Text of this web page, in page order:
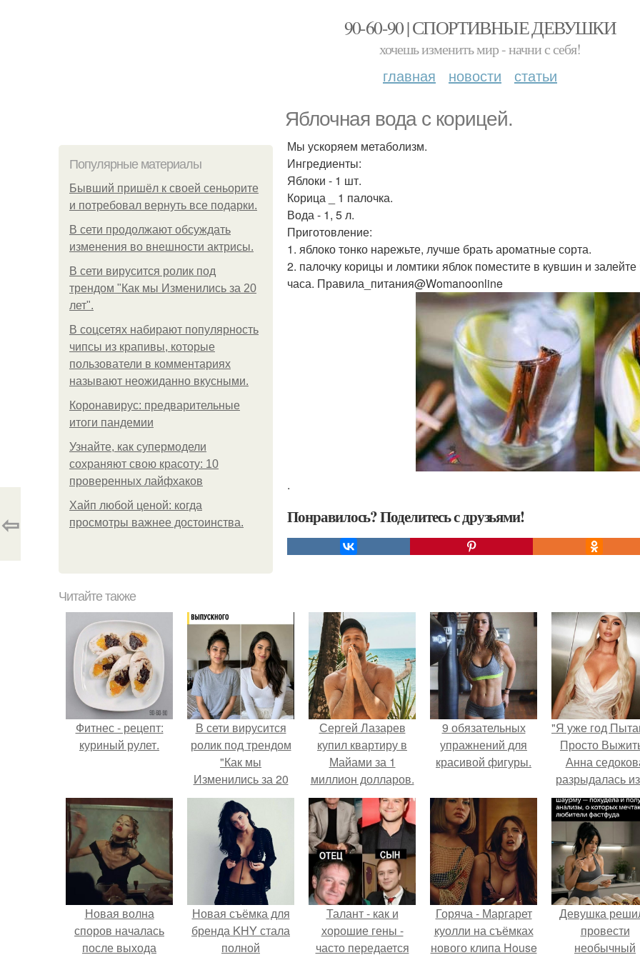
90-60-90 | СПОРТИВНЫЕ ДЕВУШКИ
хочешь изменить мир - начни с себя!
главная новости статьи
Яблочная вода с корицей.
Популярные материалы
Бывший пришёл к своей сеньорите
и потребовал вернуть все подарки.
В сети продолжают обсуждать
изменения во внешности актрисы.
В сети вирусится ролик под
трендом "Как мы Изменились за 20
лет".
В соцсетях набирают популярность
чипсы из крапивы, которые
пользователи в комментариях
называют неожиданно вкусными.
Коронавирус: предварительные
итоги пандемии
Узнайте, как супермодели
сохраняют свою красоту: 10
проверенных лайфхаков
Хайп любой ценой: когда
просмотры важнее достоинства.
Мы ускоряем метаболизм.
Ингредиенты:
Яблоки - 1 шт.
Корица _ 1 палочка.
Вода - 1, 5 л.
Приготовление:
1. яблоко тонко нарежьте, лучше брать ароматные сорта.
2. палочку корицы и ломтики яблок поместите в кувшин и
часа. Правила_питания@Womanoonline
.
Понравилось? Поделитесь с друзьями!
⇦
Читайте также
Фитнес - рецепт:
куриный рулет.
В сети вирусится
ролик под трендом
"Как мы
Изменились за 20
лет".
Сергей Лазарев
купил квартиру в
Майами за 1
миллион долларов.
9 обязательных
упражнений для
красивой фигуры.
"Я уже год
Просто
Анна
разрыдалась
жесткой
проклятий в
Новая волна
споров началась
после выхода
Новая съёмка для
бренда KHY стала
полной
Талант - как и
хорошие гены -
часто передается
Горяча - Маргарет
куолли на съёмках
нового клипа House
Девушка
провести
необычный